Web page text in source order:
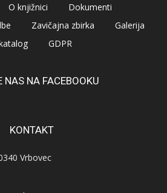
O knjižnici
Dokumenti
Zavičajna zbirka
Galerija
GDPR
NAS NA FACEBOOKU
KONTAKT
Vrbovec